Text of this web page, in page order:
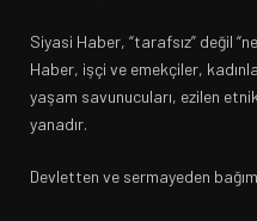
Siyasi Haber, “tarafsız” değil
Haber, işçi ve emekçiler,
yaşam savunucuları, ezilen
yanadır.
Devletten ve sermayeden